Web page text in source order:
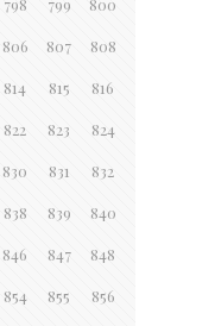
798 799 800
806 807 808
814 815 816
822 823 824
830 831 832
838 839 840
846 847 848
854 855 856